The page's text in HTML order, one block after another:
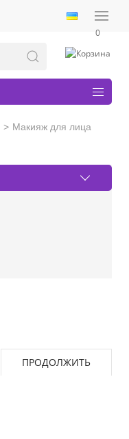
0
Макияж для лица
ПРОДОЛЖИТЬ